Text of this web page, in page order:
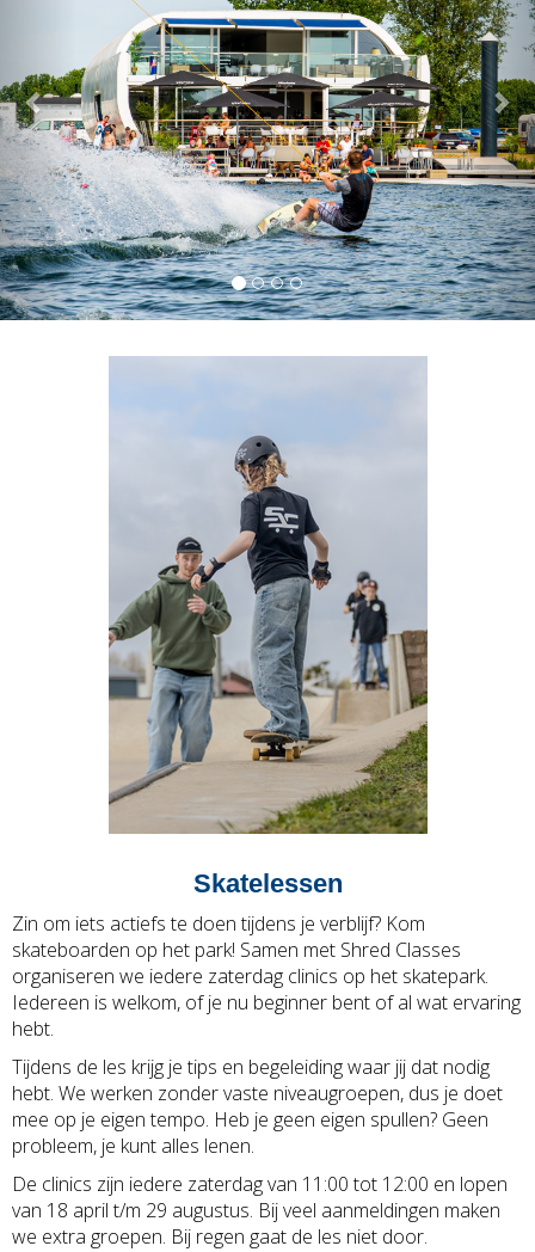
Skatelessen
Zin om iets actiefs te doen tijdens je verblijf? Kom
skateboarden op het park! Samen met Shred Classes
organiseren we iedere zaterdag clinics op het skatepark.
Iedereen is welkom, of je nu beginner bent of al wat ervaring
hebt.
Tijdens de les krijg je tips en begeleiding waar jij dat nodig
hebt. We werken zonder vaste niveaugroepen, dus je doet
mee op je eigen tempo. Heb je geen eigen spullen? Geen
probleem, je kunt alles lenen.
De clinics zijn iedere zaterdag van 11:00 tot 12:00 en lopen
van 18 april t/m 29 augustus. Bij veel aanmeldingen maken
we extra groepen. Bij regen gaat de les niet door.